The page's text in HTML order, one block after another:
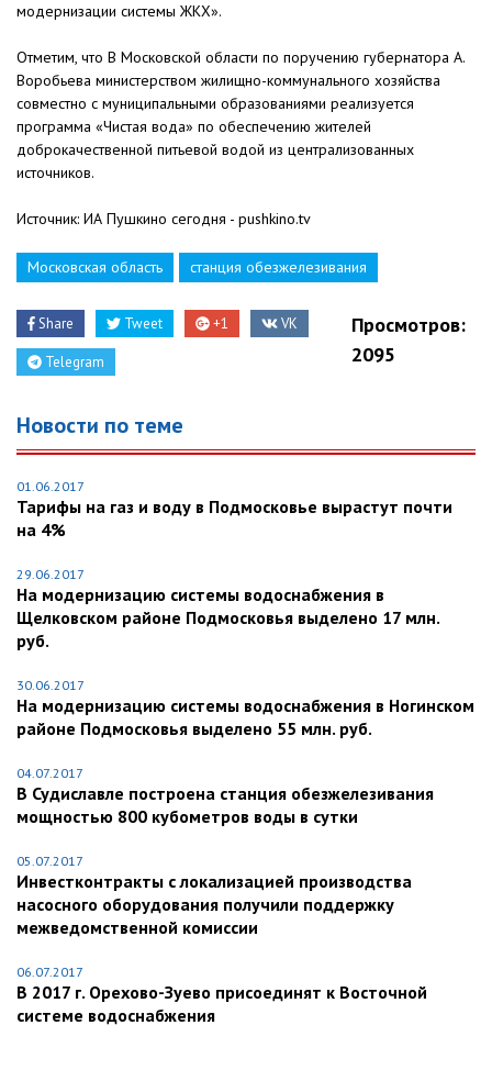
модернизации системы ЖКХ».
Отметим, что В Московской области по поручению губернатора А.
Воробьева министерством жилищно-коммунального хозяйства
совместно с муниципальными образованиями реализуется
программа «Чистая вода» по обеспечению жителей
доброкачественной питьевой водой из централизованных
источников.
Источник: ИА Пушкино сегодня - pushkino.tv
Московская область станция обезжелезивания
Share Tweet +1 VK
Telegram
Просмотров:
2095
Новости по теме
01.06.2017
Тарифы на газ и воду в Подмосковье вырастут почти
на 4%
29.06.2017
На модернизацию системы водоснабжения в
Щелковском районе Подмосковья выделено 17 млн.
руб.
30.06.2017
На модернизацию системы водоснабжения в Ногинском
районе Подмосковья выделено 55 млн. руб.
04.07.2017
В Судиславле построена станция обезжелезивания
мощностью 800 кубометров воды в сутки
05.07.2017
Инвестконтракты с локализацией производства
насосного оборудования получили поддержку
межведомственной комиссии
06.07.2017
В 2017 г. Орехово-Зуево присоединят к Восточной
системе водоснабжения